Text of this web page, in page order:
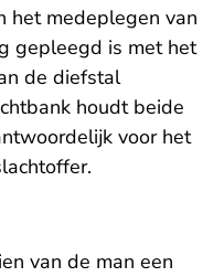
het medeplegen van
gepleegd is met het
de diefstal
houdt beide
voor het
van de man een